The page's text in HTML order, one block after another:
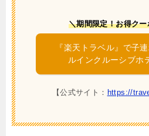
＼期間限定！お得ク
『楽天トラベル』で子
ルインクルーシブホ
【公式サイト： https://